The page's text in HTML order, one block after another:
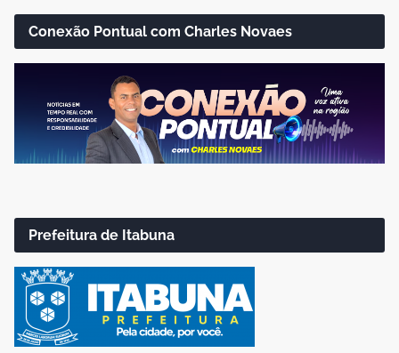
Conexão Pontual com Charles Novaes
Prefeitura de Itabuna